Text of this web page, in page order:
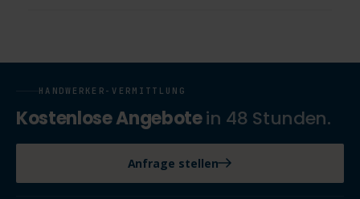
HANDWERKER-VERMITTLUNG
Kostenlose Angebotein 48 Stunden.
Anfrage stellen